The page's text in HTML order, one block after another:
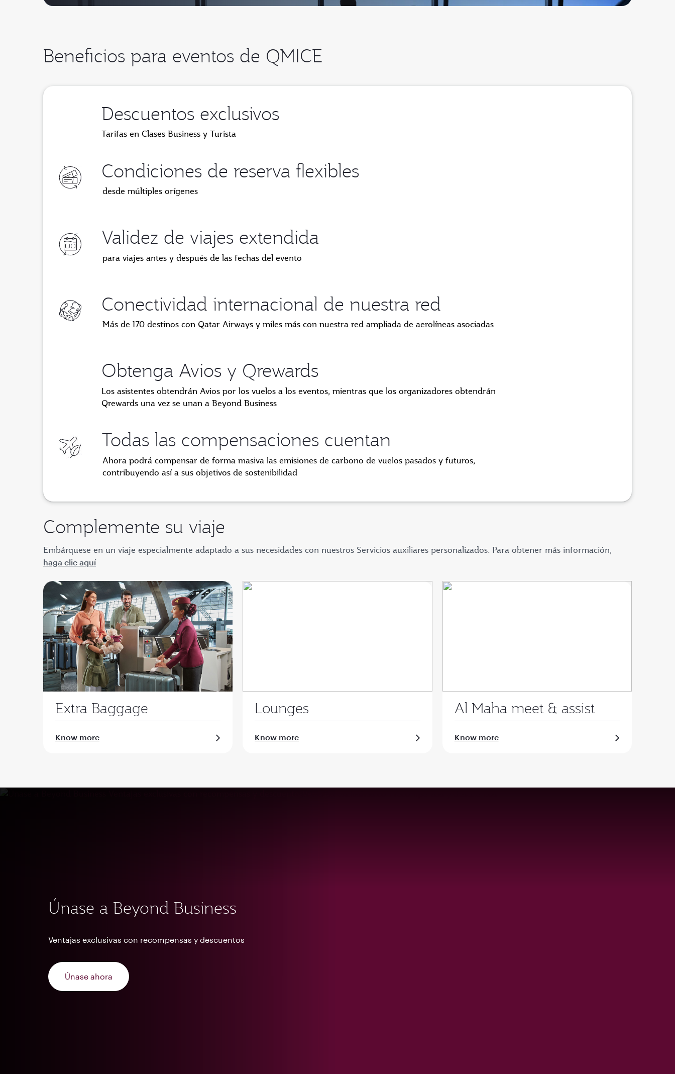
Beneficios para eventos de QMICE
Descuentos exclusivos
Tarifas en Clases Business y Turista
Condiciones de reserva flexibles
desde múltiples orígenes
Validez de viajes extendida
para viajes antes y después de las fechas del evento
Conectividad internacional de nuestra red
Más de 170 destinos con Qatar Airways y miles más con nuestra red ampliada de aerolíneas asociadas
Obtenga Avios y Qrewards
Los asistentes obtendrán Avios por los vuelos a los eventos, mientras que los organizadores obtendrán
Qrewards una vez se unan a Beyond Business
Todas las compensaciones cuentan
Ahora podrá compensar de forma masiva las emisiones de carbono de vuelos pasados y futuros,
contribuyendo así a sus objetivos de sostenibilidad
Complemente su viaje
Embárquese en un viaje especialmente adaptado a sus necesidades con nuestros Servicios auxiliares personalizados. Para obtener más información,
haga clic aquí
Extra Baggage
Know more
Lounges
Know more
Al Maha meet & assist
Know more
Únase a Beyond Business
Ventajas exclusivas con recompensas y descuentos
Únase ahora